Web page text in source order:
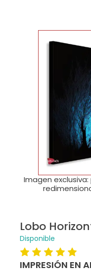
Imagen
Lobo
Disponible
IMPRESIÓN EN